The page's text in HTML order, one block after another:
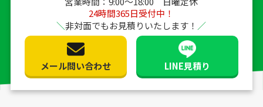
24時間365日受付中！
非対面でもお見積りいたします！
メール問い合わせ LINE見積り